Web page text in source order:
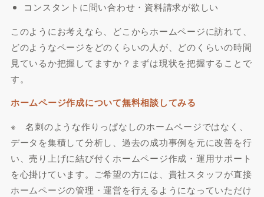
コンスタント に問い合わせ・資料請求が欲しい
このようにお考えなら、どこからホームページに訪れて、
どのようなページをどのくらいの人が、どのくらいの時間
見ているか把握してますか？まずは現状を把握することで
す。
ホームページ作成について無料相談してみる
※ 名刺のような作りっぱなしのホームページではなく、
データを集積して分析し、過去の成功事例を元に改善を行
い、売り上げに結び付くホームページ作成・運用サポート
を心掛けています。ご希望の方には、貴社スタッフが直接
ホームページの管理・運営を行えるようになっていただけ